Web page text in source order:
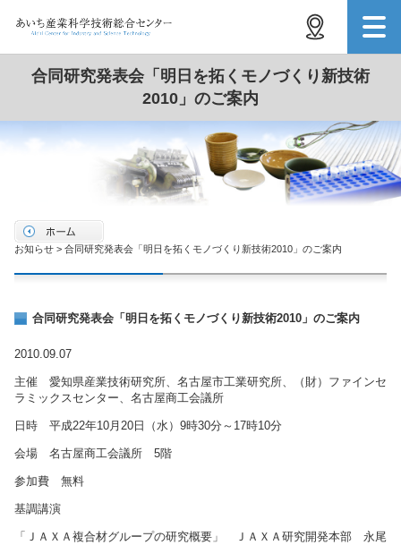
合同研究発表会「明日を拓くモノづくり新技術
2010」のご案内
お知らせ > 合同研究発表会「明日を拓くモノづくり新技術2010」のご案内
合同研究発表会「明日を拓くモノづくり新技術2010」のご案内
2010.09.07
主催 愛知県産業技術研究所、名古屋市工業研究所、（財）ファインセ
ラミックスセンター、名古屋商工会議所
日時 平成22年10月20日（水）9時30分～17時10分
会場 名古屋商工会議所 5階
参加費 無料
基調講演
「ＪＡＸＡ複合材グループの研究概要」 ＪＡＸＡ研究開発本部 永尾